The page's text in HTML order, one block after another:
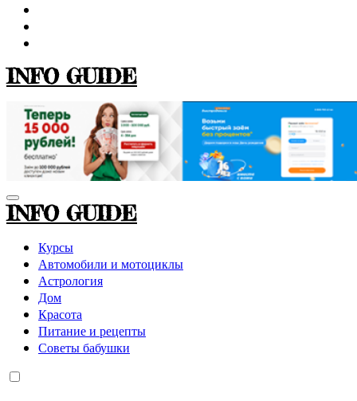
INFO GUIDE
INFO GUIDE
Курсы
Автомобили и мотоциклы
Астрология
Дом
Красота
Питание и рецепты
Советы бабушки